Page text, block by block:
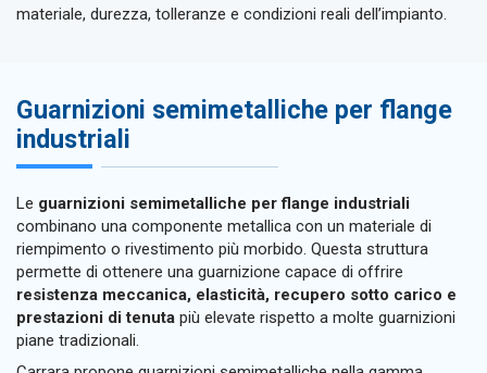
materiale, durezza, tolleranze e condizioni reali dell’impianto.
Guarnizioni semimetalliche per flange
industriali
Le guarnizioni semimetalliche per flange industriali
combinano una componente metallica con un materiale di
riempimento o rivestimento più morbido. Questa struttura
permette di ottenere una guarnizione capace di offrire
resistenza meccanica, elasticità, recupero sotto carico e
prestazioni di tenuta più elevate rispetto a molte guarnizioni
piane tradizionali.